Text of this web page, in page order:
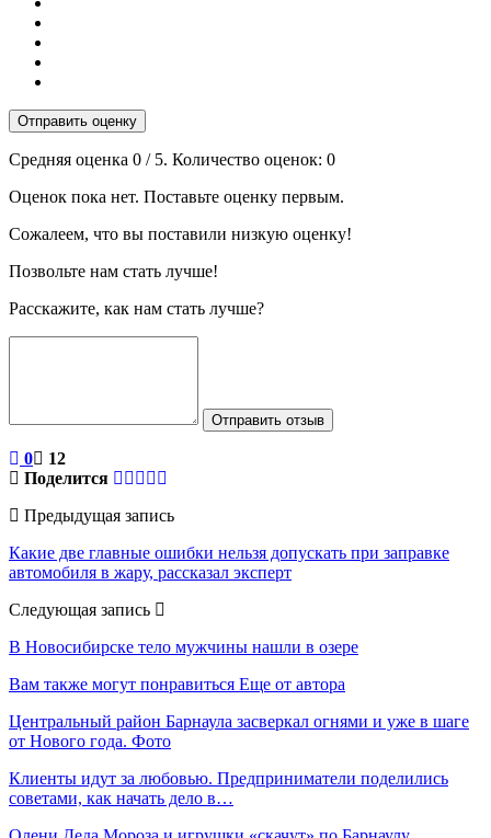
Отправить оценку
Средняя оценка 0 / 5. Количество оценок: 0
Оценок пока нет. Поставьте оценку первым.
Сожалеем, что вы поставили низкую оценку!
Позвольте нам стать лучше!
Расскажите, как нам стать лучше?
Отправить отзыв
0
12
Поделится
Предыдущая запись
Какие две главные ошибки нельзя допускать при заправке
автомобиля в жару, рассказал эксперт
Следующая запись
В Новосибирске тело мужчины нашли в озере
Вам также могут понравиться Еще от автора
Центральный район Барнаула засверкал огнями и уже в шаге
от Нового года. Фото
Клиенты идут за любовью. Предприниматели поделились
советами, как начать дело в…